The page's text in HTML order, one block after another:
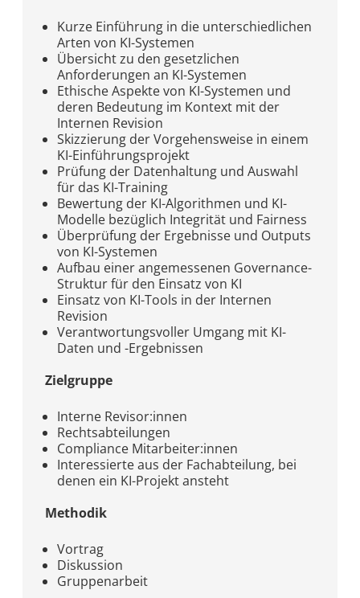
Kurze Einführung in die unterschiedlichen
Arten von KI-Systemen
Übersicht zu den gesetzlichen
Anforderungen an KI-Systemen
Ethische Aspekte von KI-Systemen und
deren Bedeutung im Kontext mit der
Internen Revision
Skizzierung der Vorgehensweise in einem
KI-Einführungsprojekt
Prüfung der Datenhaltung und Auswahl
für das KI-Training
Bewertung der KI-Algorithmen und KI-
Modelle bezüglich Integrität und Fairness
Überprüfung der Ergebnisse und Outputs
von KI-Systemen
Aufbau einer angemessenen Governance-
Struktur für den Einsatz von KI
Einsatz von KI-Tools in der Internen
Revision
Verantwortungsvoller Umgang mit KI-
Daten und -Ergebnissen
Zielgruppe
Interne Revisor:innen
Rechtsabteilungen
Compliance Mitarbeiter:innen
Interessierte aus der Fachabteilung, bei
denen ein KI-Projekt ansteht
Methodik
Vortrag
Diskussion
Gruppenarbeit